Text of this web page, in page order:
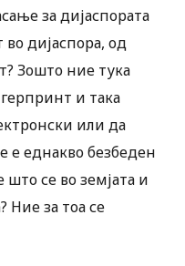
за дијаспората
дијаспора, од
Зошто ние тука
и така
или да
е еднакво безбеден
што се во земјата и
Ние за тоа се